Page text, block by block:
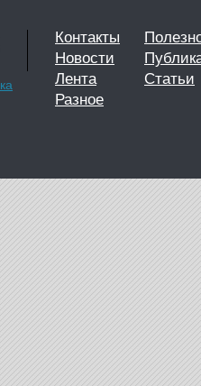
Контакты
Новости
Лента
Статьи
Разное